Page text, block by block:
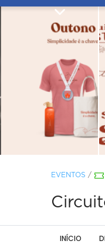
EVENTOS /
INÍCIO